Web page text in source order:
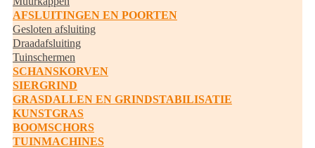
AFSLUITINGEN EN POORTEN
Gesloten afsluiting
Draadafsluiting
Tuinschermen
SCHANSKORVEN
SIERGRIND
GRASDALLEN EN GRINDSTABILISATIE
KUNSTGRAS
BOOMSCHORS
TUINMACHINES